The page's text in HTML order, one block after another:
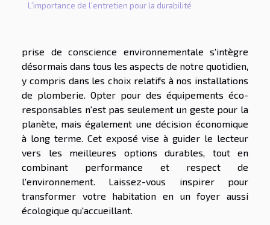
L'importance de l'entretien pour la durabilité
prise de conscience environnementale s'intègre
désormais dans tous les aspects de notre quotidien,
y compris dans les choix relatifs à nos installations
de plomberie. Opter pour des équipements éco-
responsables n'est pas seulement un geste pour la
planète, mais également une décision économique
à long terme. Cet exposé vise à guider le lecteur
vers les meilleures options durables, tout en
combinant performance et respect de
l'environnement. Laissez-vous inspirer pour
transformer votre habitation en un foyer aussi
écologique qu'accueillant.